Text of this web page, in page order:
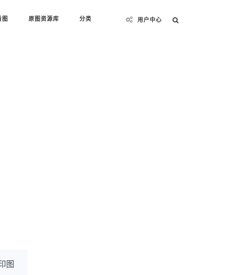
用户中心
图 原图资源库 分类
图